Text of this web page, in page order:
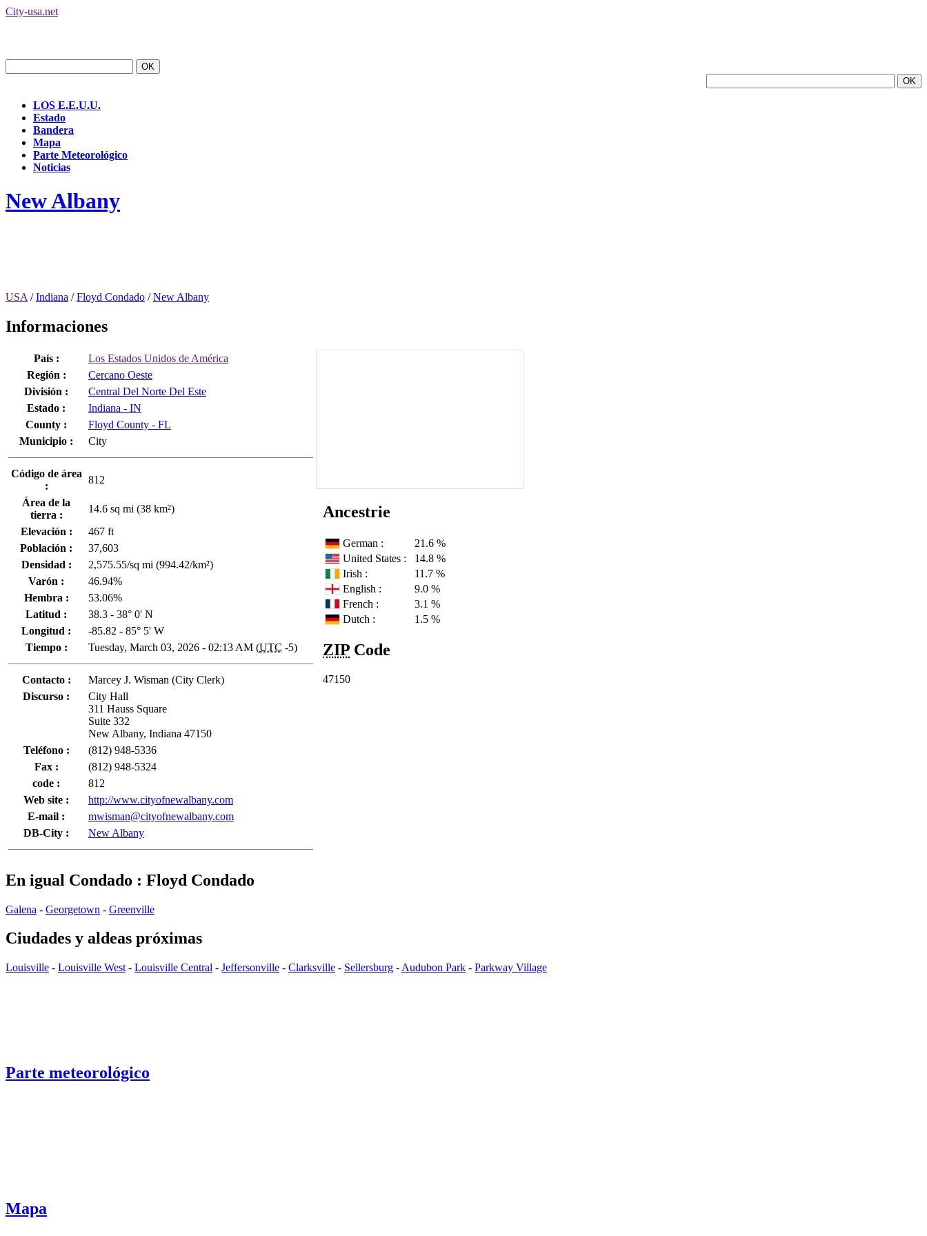
City-usa.net
LOS E.E.U.U.
Estado
Bandera
Mapa
Parte Meteorológico
Noticias
New Albany
USA /Indiana /Floyd Condado /New Albany
Informaciones
País :
Los Estados Unidos de América
Región :
Cercano Oeste
División :
Central Del Norte Del Este
Estado :
Indiana - IN
County :
Floyd County - FL
Municipio :
City
Código de área
:
812
Área de la
tierra :
14.6 sq mi (38 km²)
Elevación :
467 ft
Población :
37,603
Densidad :
2,575.55/sq mi (994.42/km²)
Varón :
46.94%
Hembra :
53.06%
Latitud :
38.3 - 38° 0' N
Longitud :
-85.82 - 85° 5' W
Tiempo :
Tuesday, March 03, 2026 - 02:13 AM (UTC -5)
Contacto :
Marcey J. Wisman (City Clerk)
Discurso :
City Hall
311 Hauss Square
Suite 332
New Albany, Indiana 47150
Teléfono :
(812) 948-5336
Fax :
(812) 948-5324
code :
812
Web site :
http://www.cityofnewalbany.com
E-mail :
mwisman@cityofnewalbany.com
DB-City :
New Albany
Ancestrie
German :
21.6 %
United States :
14.8 %
Irish :
11.7 %
English :
9.0 %
French :
3.1 %
Dutch :
1.5 %
ZIP Code
47150
En igual Condado : Floyd Condado
Galena - Georgetown - Greenville
Ciudades y aldeas próximas
Louisville - Louisville West - Louisville Central - Jeffersonville - Clarksville - Sellersburg - Audubon Park - Parkway Village
Parte meteorológico
Mapa